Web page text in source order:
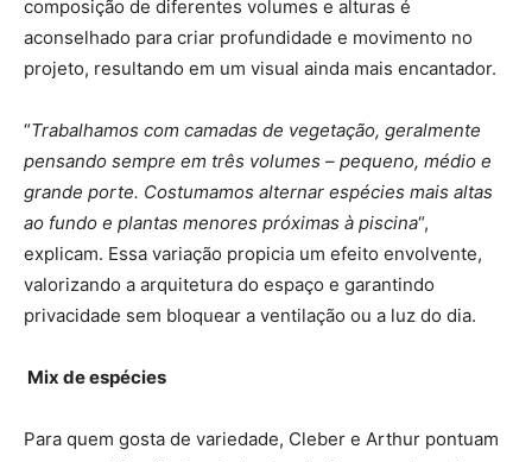
composição de diferentes volumes e alturas é
aconselhado para criar profundidade e movimento no
projeto, resultando em um visual ainda mais encantador.
“Trabalhamos com camadas de vegetação, geralmente
pensando sempre em três volumes – pequeno, médio e
grande porte. Costumamos alternar espécies mais altas
ao fundo e plantas menores próximas à piscina“,
explicam. Essa variação propicia um efeito envolvente,
valorizando a arquitetura do espaço e garantindo
privacidade sem bloquear a ventilação ou a luz do dia.
Mix de espécies
Para quem gosta de variedade, Cleber e Arthur pontuam